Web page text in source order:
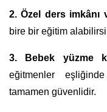
2. Özel ders imkânı
bire bir eğitim
3. Bebek yüzme
eğitmenler
tamamen güvenlidir.